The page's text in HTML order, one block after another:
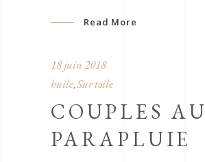
Read More
18 juin 2018
huile, Sur toile
COUPLES AU
PARAPLUIE